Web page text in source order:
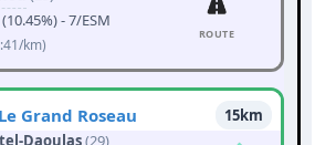
(10.45%) - 7/ESM
km)
ROUTE
Le Grand Roseau
15km
Daoulas(29)